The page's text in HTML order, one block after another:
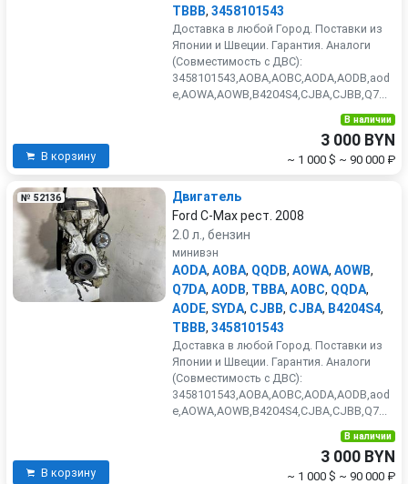
TBBB, 3458101543
Доставка в любой Город. Поставки из
Японии и Швеции. Гарантия. Аналоги
(Совместимость с ДВС):
3458101543,AOBA,AOBC,AODA,AODB,aod
e,AOWA,AOWB,B4204S4,CJBA,CJBB,Q7...
В корзину
В наличии
3 000 BYN
~ 1 000 $ ~ 90 000 ₽
№ 52136
Двигатель
Ford C-Max рест. 2008
2.0 л., бензин
минивэн
AODA, AOBA, QQDB, AOWA, AOWB,
Q7DA, AODB, TBBA, AOBC, QQDA,
AODE, SYDA, CJBB, CJBA, B4204S4,
TBBB, 3458101543
Доставка в любой Город. Поставки из
Японии и Швеции. Гарантия. Аналоги
(Совместимость с ДВС):
3458101543,AOBA,AOBC,AODA,AODB,aod
e,AOWA,AOWB,B4204S4,CJBA,CJBB,Q7...
В корзину
В наличии
3 000 BYN
~ 1 000 $ ~ 90 000 ₽